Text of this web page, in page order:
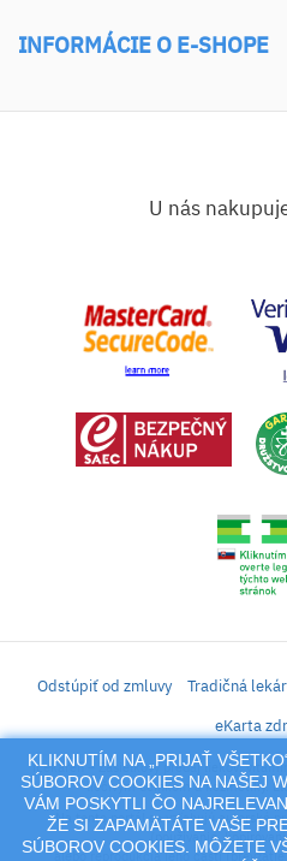
INFORMÁCIE O E-SHOPE
KLIKNUTÍM NA „PRIJAŤ
SÚBOROV COOKIES NA NAŠEJ
VÁM POSKYTLI ČO
ŽE SI ZAPAMÄTÁTE VAŠE
SÚBOROV COOKIES. MÔŽETE
U nás
Odstúpiť od zmluvy Tradičná
eKarta
iLekáreň – Zásielkový predaj liekov,
liečivým účinkom a kozmetiky.
Na tento portál sa vzťahujú autorské
(používanie,
alebo reprodukcia jeho časti